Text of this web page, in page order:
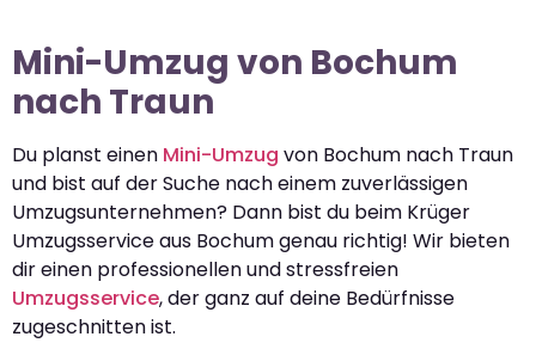
Mini-Umzug von Bochum
nach Traun
Du planst einen Mini-Umzug von Bochum nach Traun
und bist auf der Suche nach einem zuverlässigen
Umzugsunternehmen? Dann bist du beim Krüger
Umzugsservice aus Bochum genau richtig! Wir bieten
dir einen professionellen und stressfreien
Umzugsservice, der ganz auf deine Bedürfnisse
zugeschnitten ist.